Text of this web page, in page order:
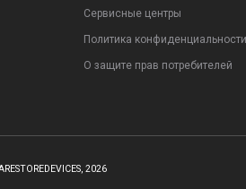
Сервисные центры
Политика конфиденциальности
О защите прав потребителей
2026